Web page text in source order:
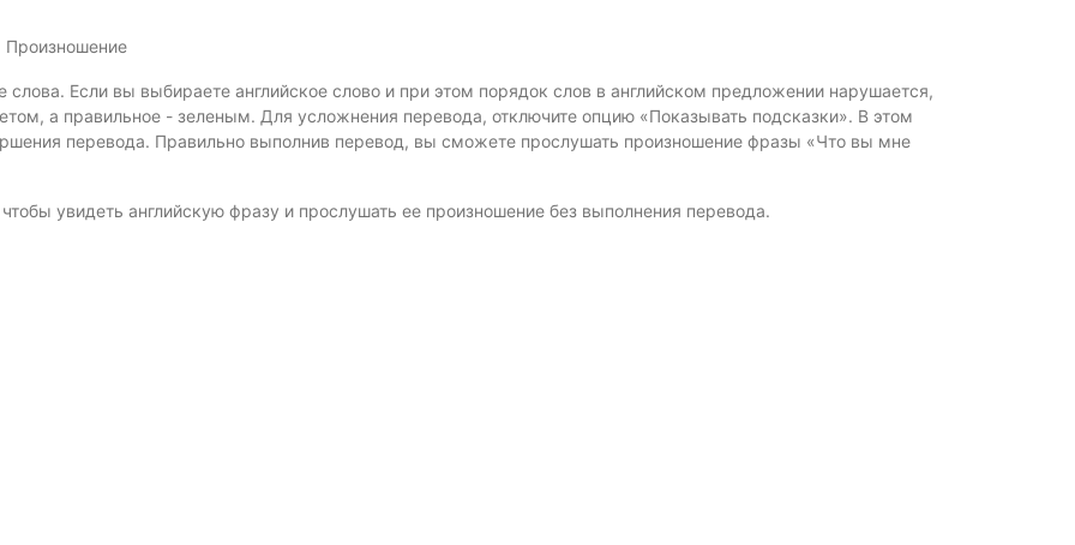
Произношение
Если вы выбираете английское слово и при этом порядок слов в английском предложении нарушается,
а правильное - зеленым. Для усложнения перевода, отключите опцию «Показывать подсказки». В этом
перевода. Правильно выполнив перевод, вы сможете прослушать произношение фразы «Что вы мне
увидеть английскую фразу и прослушать ее произношение без выполнения перевода.